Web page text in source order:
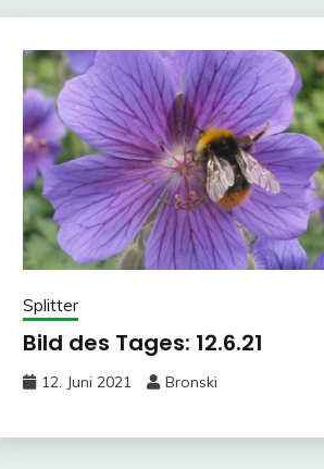
Splitter
Bild des Tages: 12.6.21
12. Juni 2021 Bronski